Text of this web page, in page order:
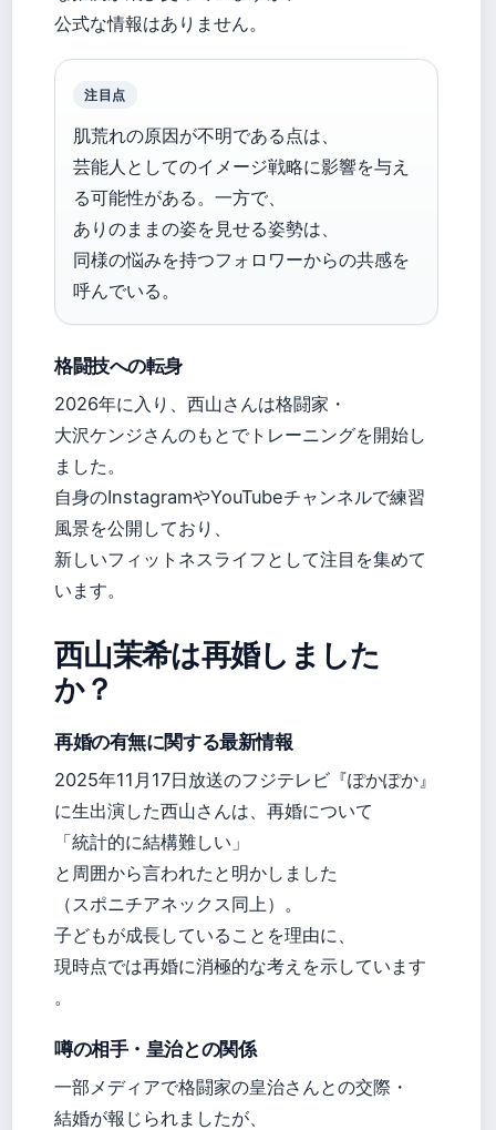
公式な情報はありません。
注目点
肌荒れの原因が不明である点は、
芸能人としてのイメージ戦略に影響を与え
る可能性がある。一方で、
ありのままの姿を見せる姿勢は、
同様の悩みを持つフォロワーからの共感を
呼んでいる。
格闘技への転身
2026年に入り、西山さんは格闘家・
大沢ケンジさんのもとでトレーニングを開始し
ました。
自身のInstagramやYouTubeチャンネルで練習
風景を公開しており、
新しいフィットネスライフとして注目を集めて
います。
西山茉希は再婚しました
か？
再婚の有無に関する最新情報
2025年11月17日放送のフジテレビ『ぽかぽか』
に生出演した西山さんは、再婚について
「統計的に結構難しい」
と周囲から言われたと明かしました
（スポニチアネックス同上）。
子どもが成長していることを理由に、
現時点では再婚に消極的な考えを示しています
。
噂の相手・皇治との関係
一部メディアで格闘家の皇治さんとの交際・
結婚が報じられましたが、